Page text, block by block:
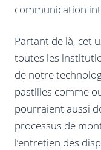
communication
Partant de là, cet
toutes les
de notre
pastilles comme
pourraient aussi
processus de
l’entretien des